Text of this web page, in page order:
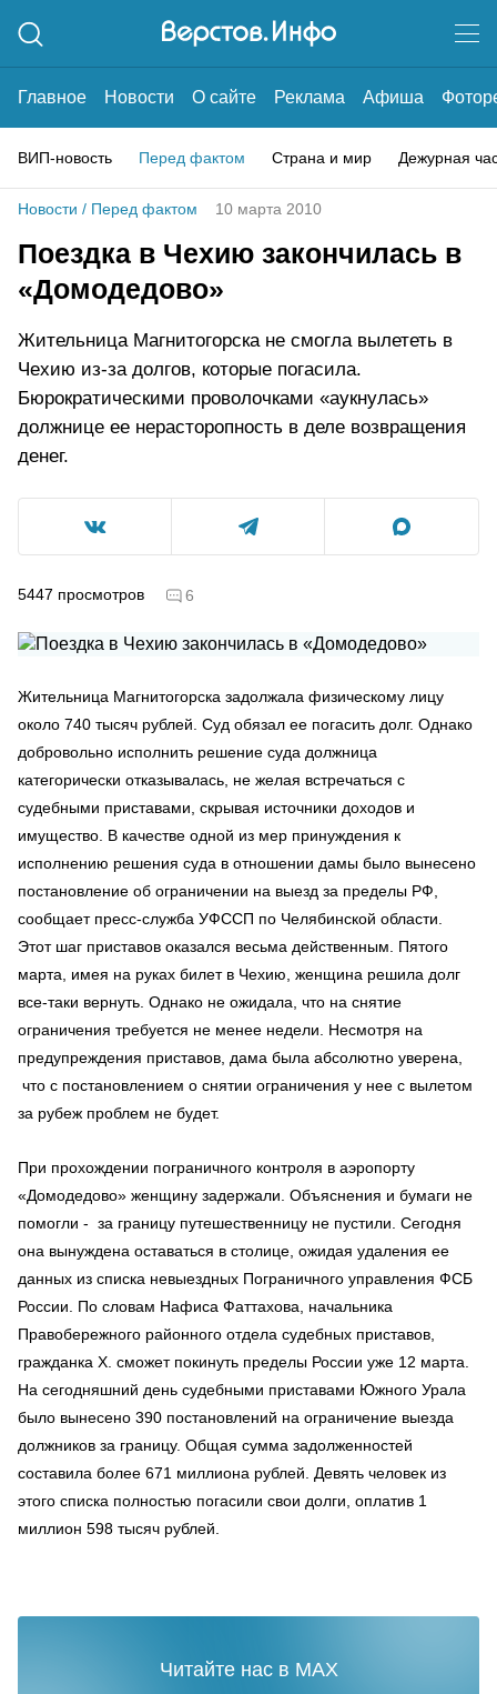
Главное Новости О сайте Реклама Афиша
ВИП-новость Перед фактом Страна и мир Дежурная
Новости / Перед фактом 10 марта 2010
Поездка в Чехию закончилась в
«Домодедово»
Жительница Магнитогорска не смогла вылететь в
Чехию из-за долгов, которые погасила.
Бюрократическими проволочками «аукнулась»
должнице ее нерасторопность в деле возвращения
денег.
5447 просмотров 6
Жительница Магнитогорска задолжала физическому лицу
около 740 тысяч рублей. Суд обязал ее погасить долг. Однако
добровольно исполнить решение суда должница
категорически отказывалась, не желая встречаться с
судебными приставами, скрывая источники доходов и
имущество. В качестве одной из мер принуждения к
исполнению решения суда в отношении дамы было вынесено
постановление об ограничении на выезд за пределы РФ,
сообщает пресс-служба УФССП по Челябинской области.
Этот шаг приставов оказался весьма действенным. Пятого
марта, имея на руках билет в Чехию, женщина решила долг
все-таки вернуть. Однако не ожидала, что на снятие
ограничения требуется не менее недели. Несмотря на
предупреждения приставов, дама была абсолютно уверена,
что с постановлением о снятии ограничения у нее с вылетом
за рубеж проблем не будет.
При прохождении пограничного контроля в аэропорту
«Домодедово» женщину задержали. Объяснения и бумаги не
помогли - за границу путешественницу не пустили. Сегодня
она вынуждена оставаться в столице, ожидая удаления ее
данных из списка невыездных Пограничного управления ФСБ
России. По словам Нафиса Фаттахова, начальника
Правобережного районного отдела судебных приставов,
гражданка Х. сможет покинуть пределы России уже 12 марта.
На сегодняшний день судебными приставами Южного Урала
было вынесено 390 постановлений на ограничение выезда
должников за границу. Общая сумма задолженностей
составила более 671 миллиона рублей. Девять человек из
этого списка полностью погасили свои долги, оплатив 1
миллион 598 тысяч рублей.
Читайте нас в MAX